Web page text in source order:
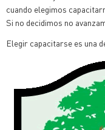
cuando elegimos
Si no decidimos no
Elegir capacitarse es una